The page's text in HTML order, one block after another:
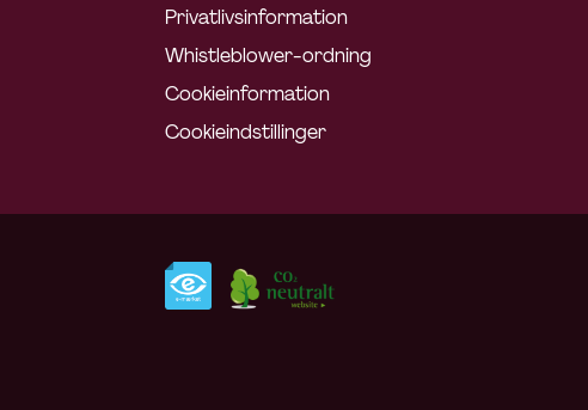
Privatlivsinformation
Whistleblower-ordning
Cookieinformation
Cookieindstillinger